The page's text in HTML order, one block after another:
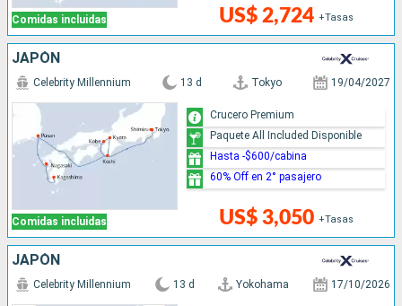
Comidas incluidas US$ 2,724 +Tasas
JAPÓN
Comidas incluidas
Celebrity Millennium 13 d Tokyo 19/04/2027
US$ 3,050 +Tasas
Crucero Premium
Paquete All Included Disponible
Hasta -$600/cabina
60% Off en 2° pasajero
JAPÓN
Celebrity Millennium 13 d Yokohama 17/10/2026